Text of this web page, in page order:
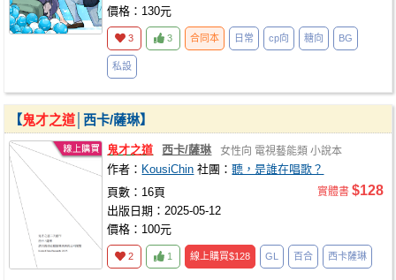
價格：130元
3 3 合同本 日常 cp向 糖向 BG
私設
【鬼才之道 │西卡/薩琳】
鬼才之道 西卡/薩琳 女性向 電視藝能類 小說本
作者： KousiChin 社團：聽，是誰在唱歌？
頁數：16頁
出版日期：2025-05-12
價格：100元
實體書 $128
2 1 線上購買$128 GL 百合 西卡薩琳